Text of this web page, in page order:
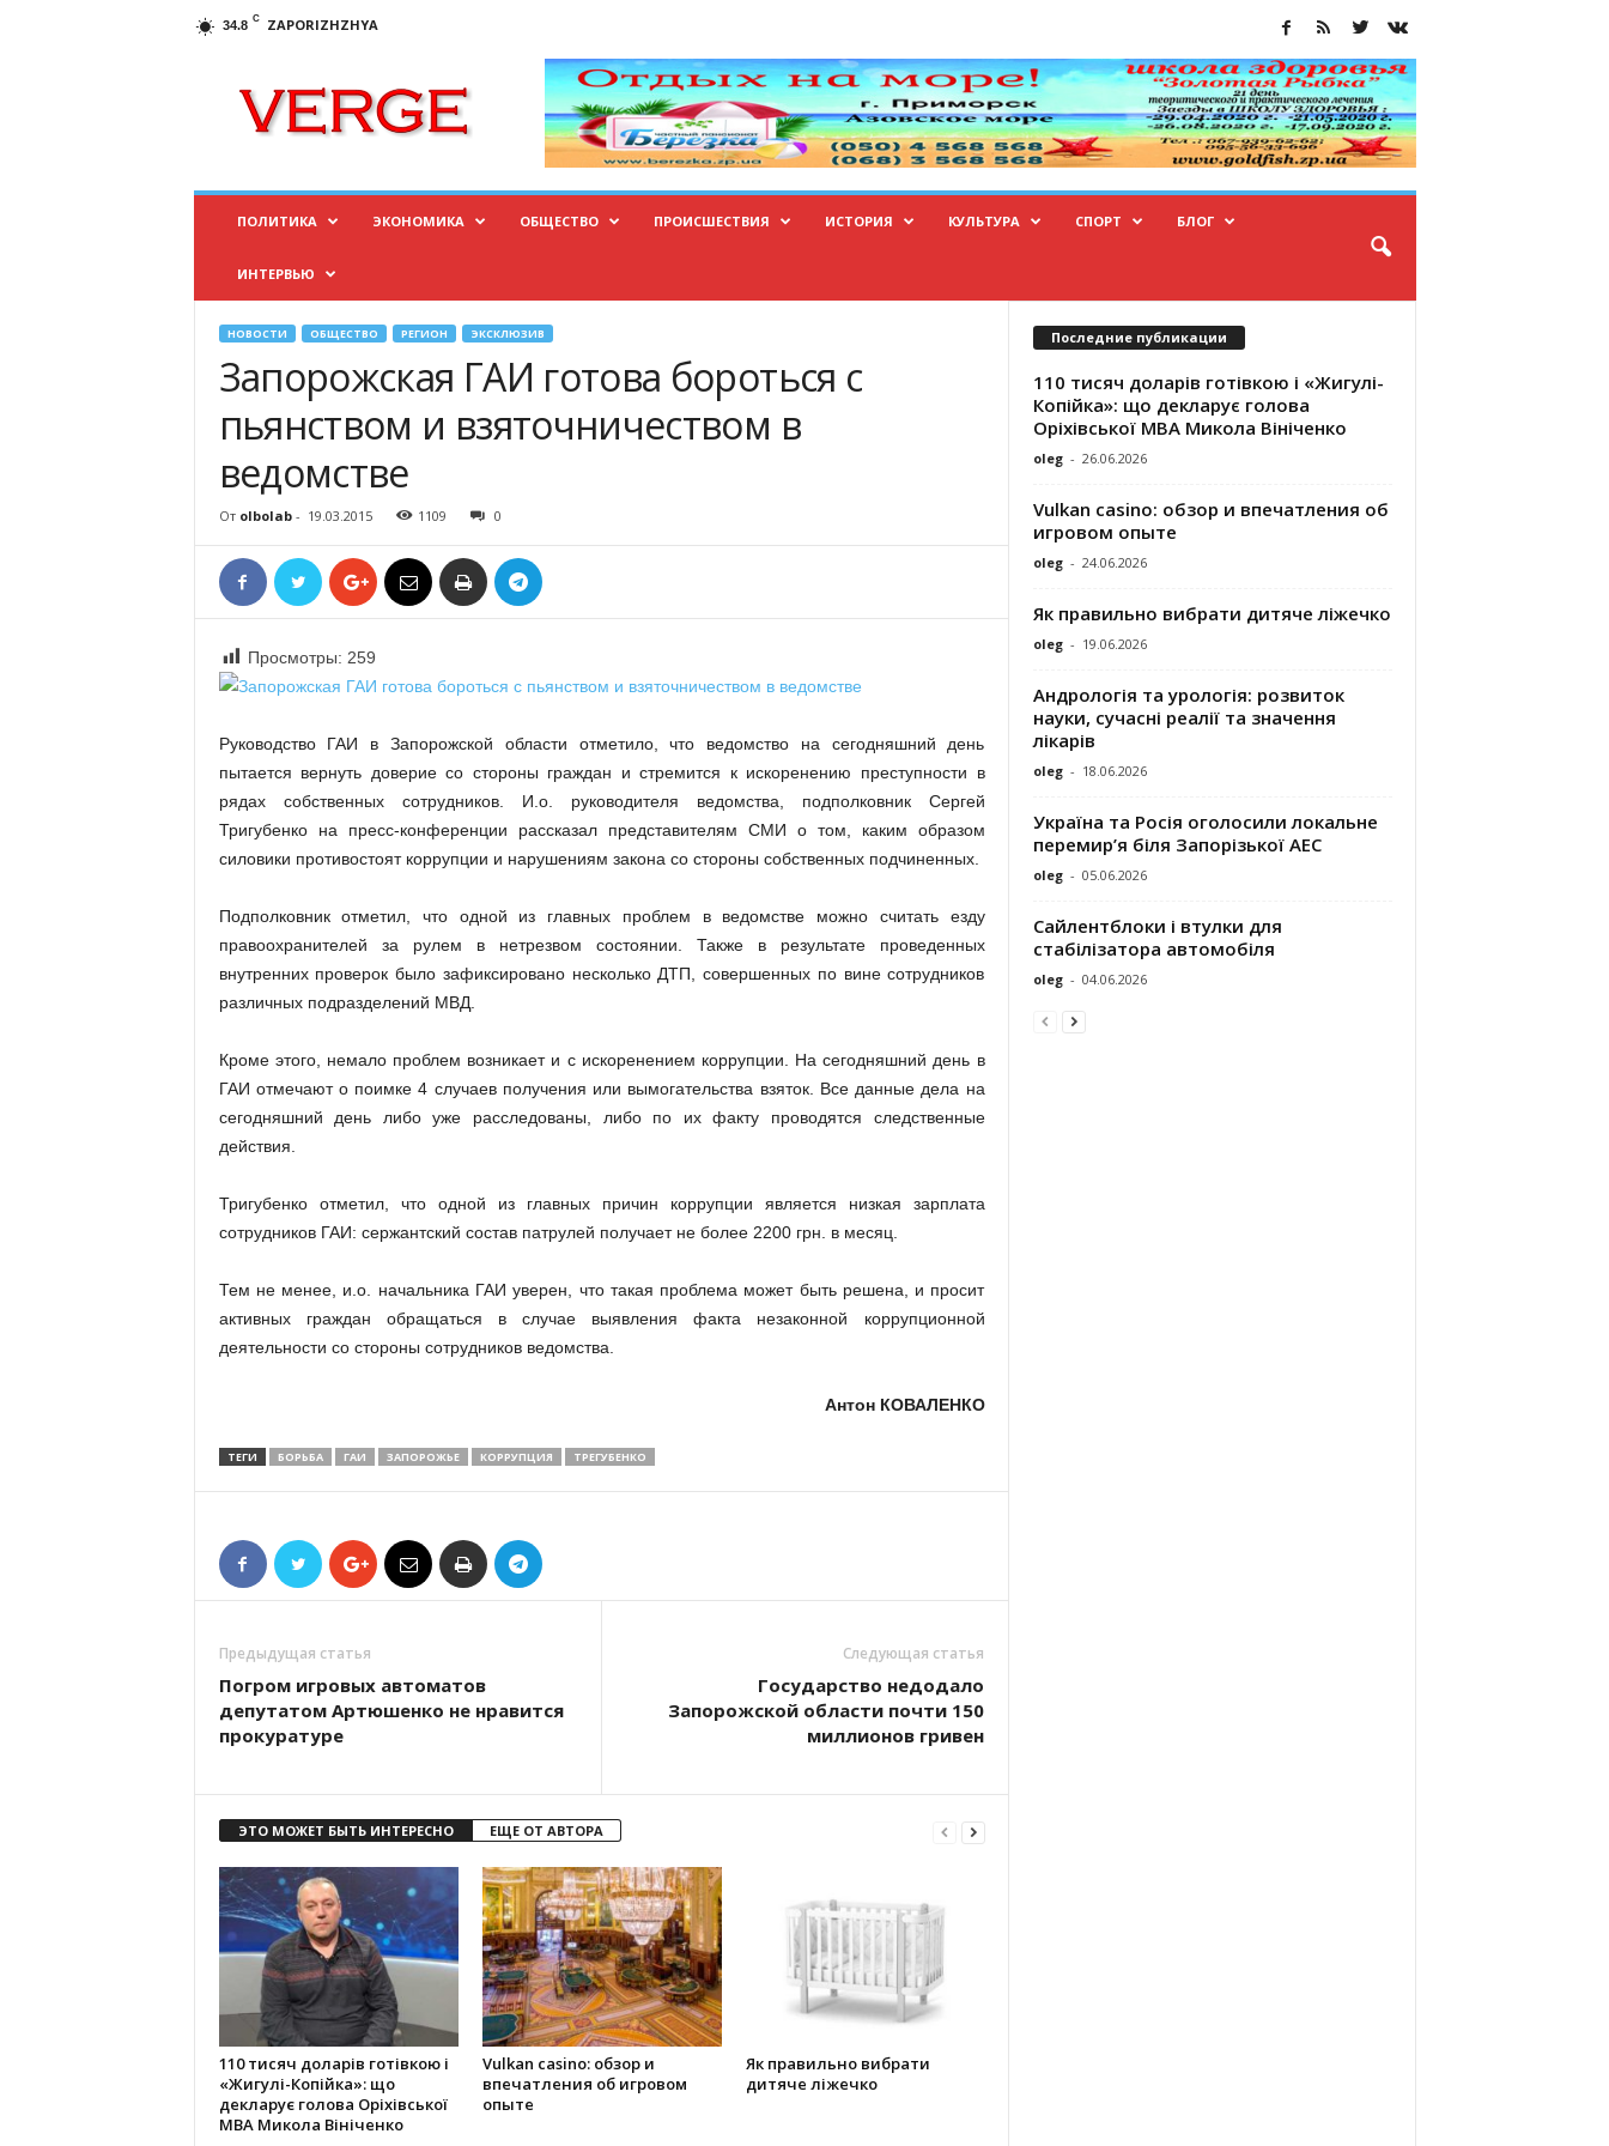
34.8 C
ZAPORIZHZHYA
ПОЛИТИКА ЭКОНОМИКА ОБЩЕСТВО ПРОИСШЕСТВИЯ ИСТОРИЯ КУЛЬТУРА СПОРТ БЛОГ
ИНТЕРВЬЮ
НОВОСТИ ОБЩЕСТВО РЕГИОН ЭКСКЛЮЗИВ
Запорожская ГАИ готова бороться с
пьянством и взяточничеством в
ведомстве
От olbolab- 19.03.2015 1109 0
Просмотры: 259
Руководство ГАИ в Запорожской области отметило, что ведомство на сегодняшний день
пытается вернуть доверие со стороны граждан и стремится к искоренению преступности в
рядах собственных сотрудников. И.о. руководителя ведомства, подполковник Сергей
Тригубенко на пресс-конференции рассказал представителям СМИ о том, каким образом
силовики противостоят коррупции и нарушениям закона со стороны собственных подчиненных.
Подполковник отметил, что одной из главных проблем в ведомстве можно считать езду
правоохранителей за рулем в нетрезвом состоянии. Также в результате проведенных
внутренних проверок было зафиксировано несколько ДТП, совершенных по вине сотрудников
различных подразделений МВД.
Кроме этого, немало проблем возникает и с искоренением коррупции. На сегодняшний день в
ГАИ отмечают о поимке 4 случаев получения или вымогательства взяток. Все данные дела на
сегодняшний день либо уже расследованы, либо по их факту проводятся следственные
действия.
Тригубенко отметил, что одной из главных причин коррупции является низкая зарплата
сотрудников ГАИ: сержантский состав патрулей получает не более 2200 грн. в месяц.
Тем не менее, и.о. начальника ГАИ уверен, что такая проблема может быть решена, и просит
активных граждан обращаться в случае выявления факта незаконной коррупционной
деятельности со стороны сотрудников ведомства.
Антон КОВАЛЕНКО
ТЕГИ БОРЬБА ГАИ ЗАПОРОЖЬЕ КОРРУПЦИЯ ТРЕГУБЕНКО
Предыдущая статья
Погром игровых автоматов
депутатом Артюшенко не нравится
прокуратуре
Следующая статья
Государство недодало
Запорожской области почти 150
миллионов гривен
ЭТО МОЖЕТ БЫТЬ ИНТЕРЕСНО ЕЩЕ ОТ АВТОРА
110 тисяч доларів готівкою і
«Жигулі-Копійка»: що
декларує голова Оріхівської
МВА Микола Вініченко
Vulkan casino: обзор и
впечатления об игровом
опыте
Як правильно вибрати
дитяче ліжечко
Последние публикации
110 тисяч доларів готівкою і «Жигулі-
Копійка»: що декларує голова
Оріхівської МВА Микола Вініченко
oleg - 26.06.2026
Vulkan casino: обзор и впечатления об
игровом опыте
oleg - 24.06.2026
Як правильно вибрати дитяче ліжечко
oleg - 19.06.2026
Андрологія та урологія: розвиток
науки, сучасні реалії та значення
лікарів
oleg - 18.06.2026
Україна та Росія оголосили локальне
перемир’я біля Запорізької АЕС
oleg - 05.06.2026
Сайлентблоки і втулки для
стабілізатора автомобіля
oleg - 04.06.2026